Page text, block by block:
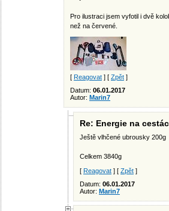
Pro ilustraci jsem vyfotil i dvě
než na červené.
[ Reagovat ] [ Zpět ]
Datum: 06.01.2017
Autor: Marin7
Re: Energie na
Ještě vlhčené ubrousky 200g
Celkem 3840g
[ Reagovat ] [ Zpět ]
Datum: 06.01.2017
Autor: Marin7